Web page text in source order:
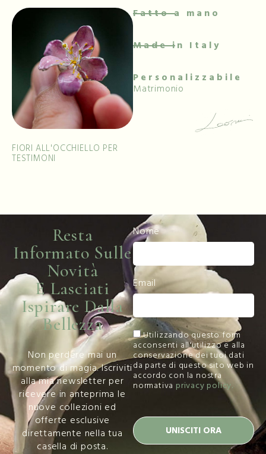
FIORI ALL'OCCHIELLO PER
TESTIMONI
Fatto a mano
Made in Italy
Personalizzabile
Matrimonio
Resta
Informato Sulle
Novità
E Lasciati
Ispirare Dalla
Bellezza
Non perdere mai un
momento di magia. Iscriviti
alla mia newsletter per
ricevere in anteprima le
nuove collezioni ed
offerte esclusive
direttamente nella tua
casella di posta.
Nome
Email
Utilizzando questo form
acconsenti all'utilizzo e alla
conservazione dei tuoi dati
da parte di questo sito web in
accordo con la nostra
normativa privacy policy.
UNISCITI ORA